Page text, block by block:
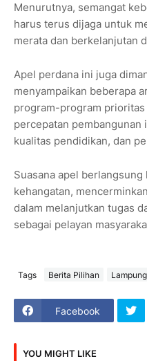
Menurutnya, semangat
harus terus dijaga untuk
merata dan berkelanjutan
Apel perdana ini juga
menyampaikan beberapa
program-program
percepatan
kualitas pendidikan, dan
Suasana apel
kehangatan,
dalam melanjutkan tugas
sebagai pelayan
Tags Berita Pilihan
Facebook
YOU MIGHT LIKE